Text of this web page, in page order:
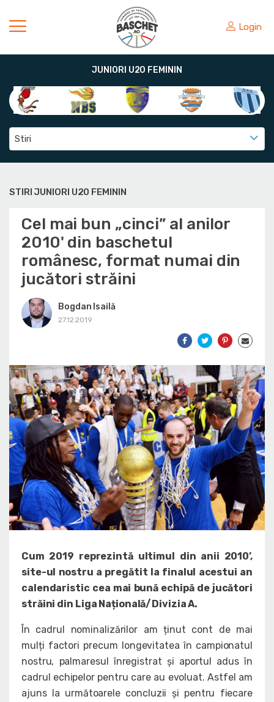
Login
JUNIORI U20 FEMININ
Stiri
STIRI JUNIORI U20 FEMININ
Cel mai bun „cinci” al anilor
2010' din baschetul
românesc, format numai din
jucători străini
Bogdan Isailă
27.12.2019
Cum 2019 reprezintă ultimul din anii 2010’,
site-ul nostru a pregătit la finalul acestui an
calendaristic cea mai bună echipă de jucători
străini din Liga Națională/Divizia A.
În cadrul nominalizărilor am ținut cont de mai
mulți factori precum longevitatea în campionatul
nostru, palmaresul înregistrat și aportul adus în
cadrul echipelor pentru care au evoluat. Astfel am
ajuns la următoarele concluzii și pentru fiecare